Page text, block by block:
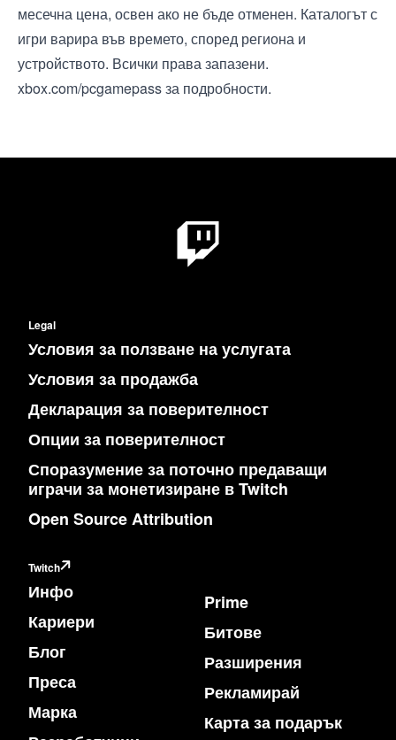
месечна цена, освен ако не бъде отменен. Каталогът с
игри варира във времето, според региона и
устройството. Всички права запазени.
xbox.com/pcgamepass за подробности.
Legal
Условия за ползване на услугата
Условия за продажба
Декларация за поверителност
Опции за поверителност
Споразумение за поточно предаващи
играчи за монетизиране в Twitch
Open Source Attribution
Twitch
Инфо
Кариери
Блог
Преса
Марка
Prime
Битове
Разширения
Рекламирай
Карта за подарък